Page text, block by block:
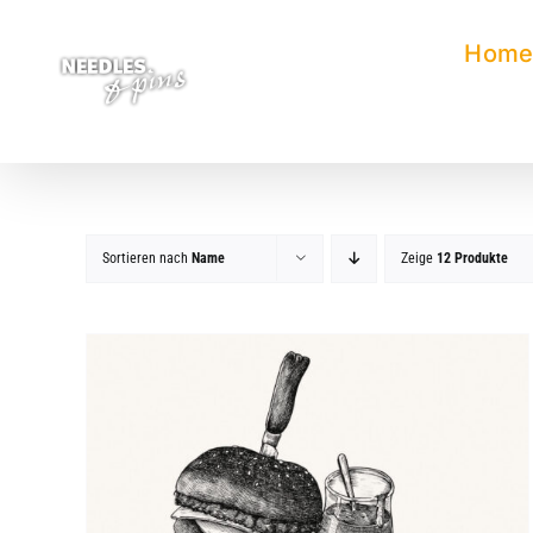
springen
Home
Sortieren nach Name Zeige 12 Produkte